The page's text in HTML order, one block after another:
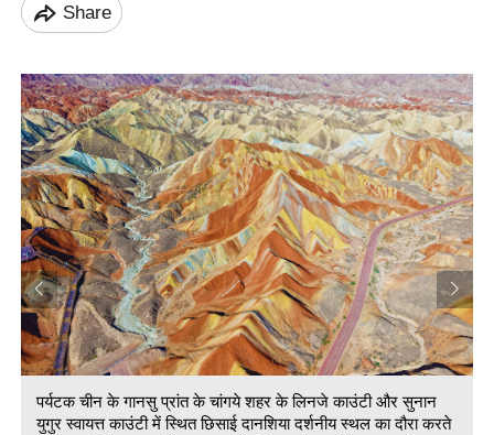
Share
पर्यटक चीन के गानसु प्रांत के चांगये शहर के लिनजे काउंटी और सुनान
युगुर स्वायत्त काउंटी में स्थित छिसाई दानशिया दर्शनीय स्थल का दौरा करते